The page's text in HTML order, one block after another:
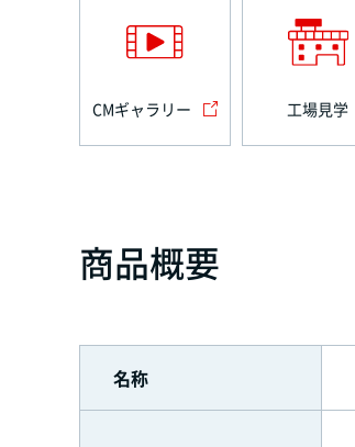
CMギャラリー 工場見学
商品概要
名称